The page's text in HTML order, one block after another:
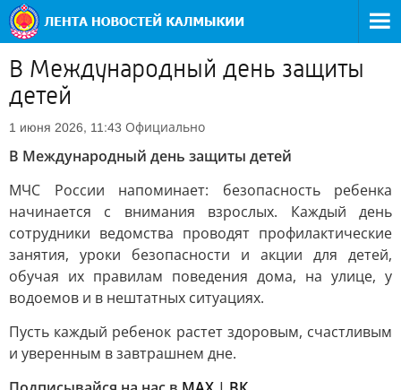
В Международный день защиты
детей
1 июня 2026, 11:43 Официально
В Международный день защиты детей
МЧС России напоминает: безопасность ребенка
начинается с внимания взрослых. Каждый день
сотрудники ведомства проводят профилактические
занятия, уроки безопасности и акции для детей,
обучая их правилам поведения дома, на улице, у
водоемов и в нештатных ситуациях.
Пусть каждый ребенок растет здоровым, счастливым
и уверенным в завтрашнем дне.